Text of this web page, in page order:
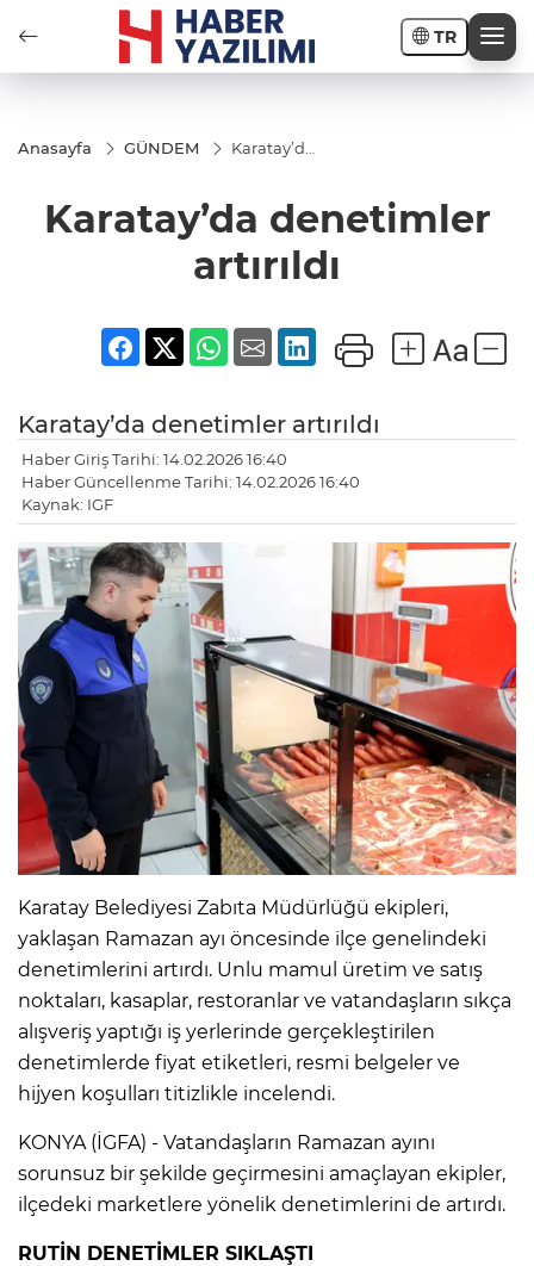
TR
Anasayfa GÜNDEM
Karatay’da
Karatay’da denetimler
artırıldı
Karatay’da denetimler artırıldı
Haber Giriş Tarihi: 14.02.2026 16:40
Haber Güncellenme Tarihi: 14.02.2026 16:40
Kaynak: IGF
Karatay Belediyesi Zabıta Müdürlüğü ekipleri,
yaklaşan Ramazan ayı öncesinde ilçe genelindeki
denetimlerini artırdı. Unlu mamul üretim ve satış
noktaları, kasaplar, restoranlar ve vatandaşların sıkça
alışveriş yaptığı iş yerlerinde gerçekleştirilen
denetimlerde fiyat etiketleri, resmi belgeler ve
hijyen koşulları titizlikle incelendi.
KONYA (İGFA) - Vatandaşların Ramazan ayını
sorunsuz bir şekilde geçirmesini amaçlayan ekipler,
ilçedeki marketlere yönelik denetimlerini de artırdı.
RUTİN DENETİMLER SIKLAŞTI